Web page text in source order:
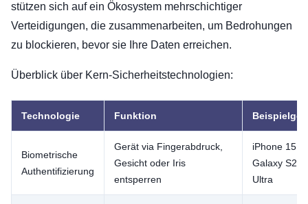
stützen sich auf ein Ökosystem mehrschichtiger
Verteidigungen, die zusammenarbeiten, um Bedrohungen
zu blockieren, bevor sie Ihre Daten erreichen.
Überblick über Kern-Sicherheitstechnologien:
Technologie Funktion
Biometrische
Authentifizierung
Gerät via Fingerabdruck,
Gesicht oder Iris
entsperren
iPhone 15
Galaxy S23
Ultra